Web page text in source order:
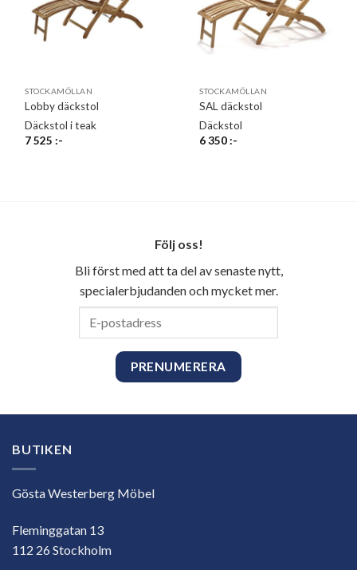
STOCKAMÖLLAN
Lobby däckstol
Däckstol i teak
7 525:-
STOCKAMÖLLAN
SAL däckstol
Däckstol
6 350:-
Följ oss!
Bli först med att ta del av senaste nytt,
specialerbjudanden och mycket mer.
BUTIKEN
Gösta Westerberg Möbel
Fleminggatan 13
112 26 Stockholm